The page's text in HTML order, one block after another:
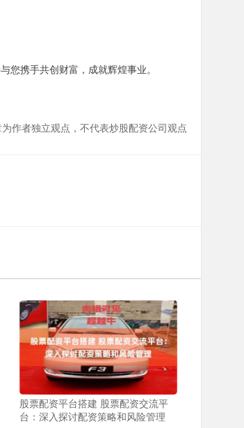
您携手共创财富，成就辉煌事业。
作者独立观点，不代表炒股配资公司观点
股票配资平台搭建 股票配资交流平
台：深入探讨配资策略和风险管理